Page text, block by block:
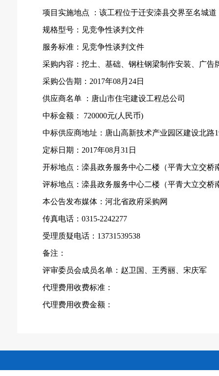
项目实施地点 ：该工程位于迁安滦县交界至名城道
规格型号：见竞争性谈判文件
服务标准：见竞争性谈判文件
采购内容：挖土、基础、钢柱钢梁制作安装、广
采购公告期： 2017年08月24日
供应商名单 ：唐山市住宅建设工程总公司
中标金额： 720000元(人民币)
中标供应商地址：唐山高新技术产业园区建设北路
定标日期： 2017年08月31日
开标地点：滦县政务服务中心二楼（平青大立交桥
评标地点：滦县政务服务中心二楼（平青大立交桥
本公告发布媒体：河北省政府采购网
传真电话： 0315-2242277
受理质疑电话： 13731539538
备注：
评审委员会成员名单：赵卫国、王秀丽、宋庆军
代理费用收费标准：
代理费用收费金额：